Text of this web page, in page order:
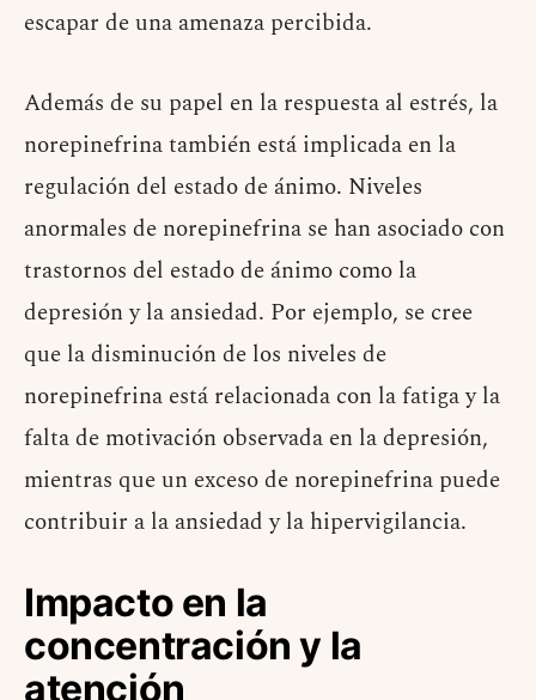
escapar de una amenaza percibida.
Además de su papel en la respuesta al estrés, la
norepinefrina también está implicada en la
regulación del estado de ánimo. Niveles
anormales de norepinefrina se han asociado con
trastornos del estado de ánimo como la
depresión y la ansiedad. Por ejemplo, se cree
que la disminución de los niveles de
norepinefrina está relacionada con la fatiga y la
falta de motivación observada en la depresión,
mientras que un exceso de norepinefrina puede
contribuir a la ansiedad y la hipervigilancia.
Impacto en la
concentración y la
atención